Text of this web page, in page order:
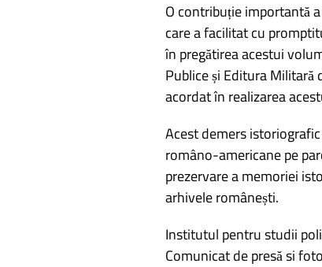
O contribuție importantă
care a facilitat cu
în pregătirea acestui
Publice și Editura
acordat în realizarea
Acest demers
româno-americane pe
prezervare a memoriei
arhivele românești.
Institutul pentru studii
Comunicat de presă si